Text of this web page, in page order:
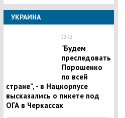
УКРАИНА
22:52
"Будем
преследовать
Порошенко
по всей
стране”, - в Нацкорпусе
высказались о пикете под
ОГА в Черкассах